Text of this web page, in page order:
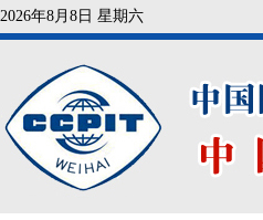
2026年8月8日 星期六